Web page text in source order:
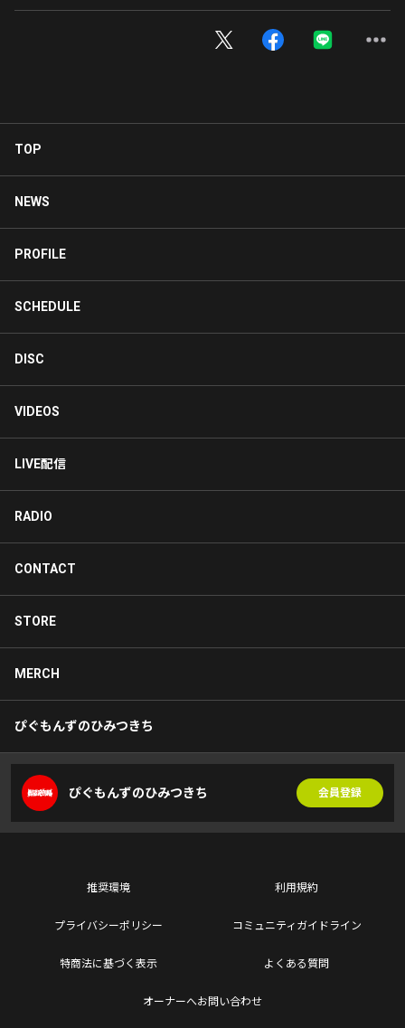
TOP
NEWS
PROFILE
SCHEDULE
DISC
VIDEOS
LIVE配信
RADIO
CONTACT
STORE
MERCH
ぴぐもんずのひみつきち
ぴぐもんずのひみつきち 会員登録
推奨環境 利用規約
プライバシーポリシー コミュニティガイドライン
特商法に基づく表示 よくある質問
オーナーへお問い合わせ